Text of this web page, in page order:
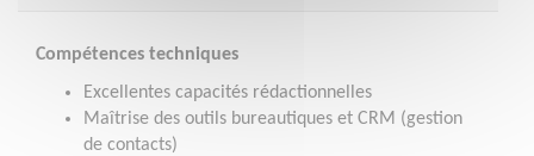
Compétences techniques
Excellentes capacités rédactionnelles
Maîtrise des outils bureautiques et CRM (gestion
de contacts)